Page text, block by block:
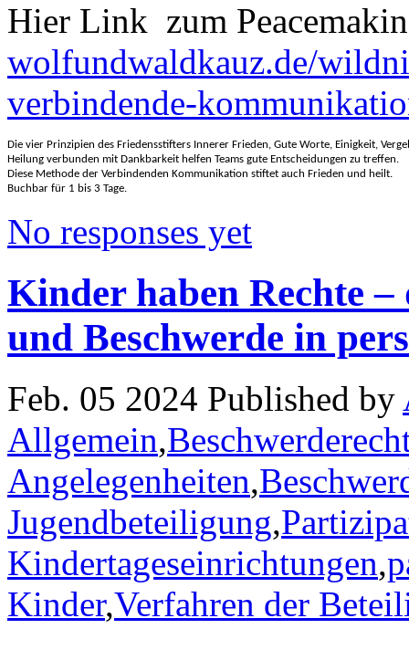
Hier Link zum
wolfundwaldkauz.de/
verbindende-
Die vier Prinzipien des Friedensstifters Innerer Frieden, Gute Worte, Einigkeit,
Heilung verbunden mit Dankbarkeit helfen Teams gute Entscheidungen zu treffen.
Diese Methode der Verbindenden Kommunikation stiftet auch Frieden und heilt.
Buchbar für 1 bis 3 Tage.
No responses yet
Kinder haben Rechte
und Beschwerde in
Feb. 05 2024 Published by
Allgemein,
Angelegenheiten,
Jugendbeteiligung,
Kindertageseinrichtungen,
Kinder,Verfahren der